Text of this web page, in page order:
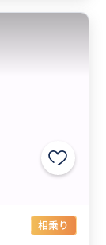
相乗り